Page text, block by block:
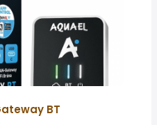
BT